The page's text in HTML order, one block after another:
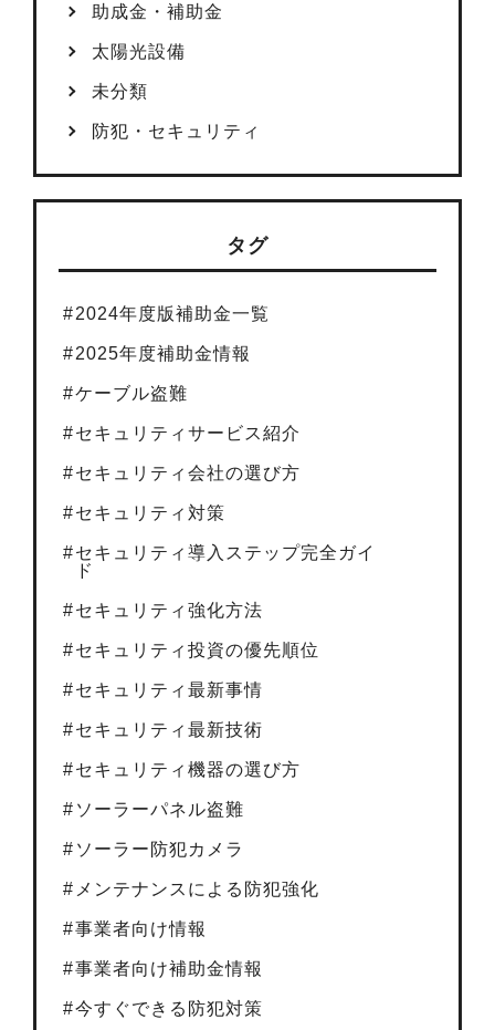
助成金・補助金
太陽光設備
未分類
防犯・セキュリティ
タグ
2024年度版補助金一覧
2025年度補助金情報
ケーブル盗難
セキュリティサービス紹介
セキュリティ会社の選び方
セキュリティ対策
セキュリティ導入ステップ完全ガイ
ド
セキュリティ強化方法
セキュリティ投資の優先順位
セキュリティ最新事情
セキュリティ最新技術
セキュリティ機器の選び方
ソーラーパネル盗難
ソーラー防犯カメラ
メンテナンスによる防犯強化
事業者向け情報
事業者向け補助金情報
今すぐできる防犯対策